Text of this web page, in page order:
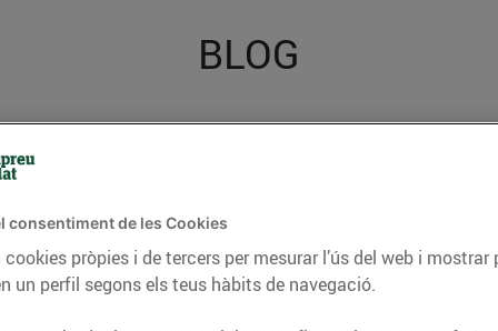
BLOG
consells nutricionals, informació d’actualitat
CONSELLS I HÀBITS SALUDABLES ENERGIA
consentiment de les Cookies
pròpies i de tercers per mesurar l’ús del web i
un perfil segons els teus hàbits de navegació.